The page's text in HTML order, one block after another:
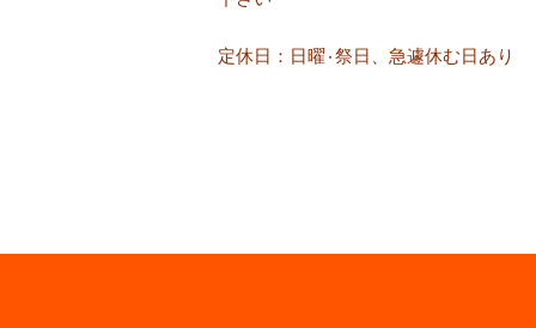
定休日：日曜٠祭日、急遽休む日あり